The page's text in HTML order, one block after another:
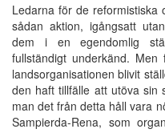
Ledarna för de reformistiska
sådan aktion, igångsatt
dem i en egendomlig
fullständigt underkänd.
landsorganisationen blivit
den haft tillfälle att utöva sin
man det från detta håll vara
Sampierda-Rena, som